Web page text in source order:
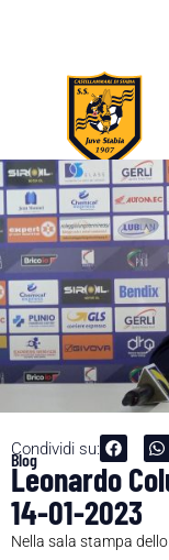
Condividi su:
Blog
Leonardo
14-01-2023
Nella sala stampa